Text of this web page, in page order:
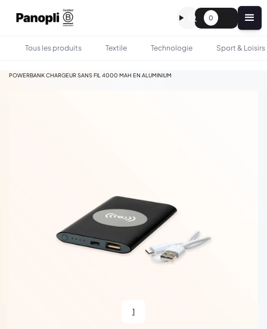
0
Tous les produits Textile Technologie Sport & Loisirs
POWERBANK CHARGEUR SANS FIL 4000 MAH EN ALUMINIUM
1